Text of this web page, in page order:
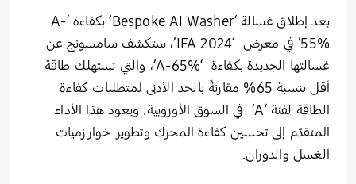
بعد إطلاق غسالة ‘Bespoke AI Washer’ بكفاءة ‘A-
55%’ في معرض ‘IFA 2024’، ستكشف سامسونج عن
غسالتها الجديدة بكفاءة ‘A-65%’، والتي تستهلك طاقة
أقل بنسبة 65% مقارنةً بالحد الأدنى لمتطلبات كفاءة
الطاقة لفئة ‘A’ في السوق الأوروبية. ويعود هذا الأداء
المتقدّم إلى تحسين كفاءة المحرك وتطوير خوارزميات
الغسل والدوران.